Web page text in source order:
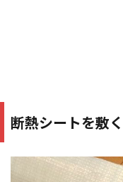
断熱シートを敷